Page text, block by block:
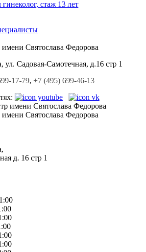
гинеколог, стаж 13 лет
имени Святослава Федорова
ул. Садовая-Cамотечная, д.16 стр 1
17-79, +7 (495) 699-46-13
имени Святослава Федорова
д. 16 стр 1